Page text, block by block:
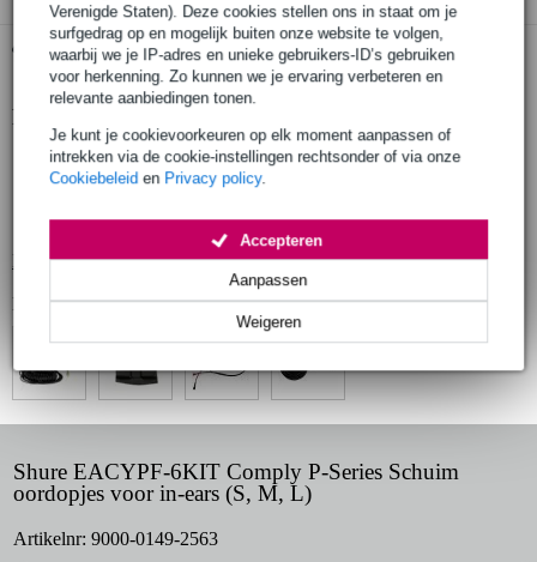
Verenigde Staten). Deze cookies stellen ons in staat om je
surfgedrag op en mogelijk buiten onze website te volgen,
waarbij we je IP-adres en unieke gebruikers-ID’s gebruiken
voor herkenning. Zo kunnen we je ervaring verbeteren en
relevante aanbiedingen tonen.
Je kunt je cookievoorkeuren op elk moment aanpassen of
intrekken via de cookie-instellingen rechtsonder of via onze
Cookiebeleid en Privacy policy.
Weigeren
Aanpassen
Accepteren
Gratis ophalen in de winkel
Productinformatie
producttype: reserve oordopjes
serie: Comply P-serie
materiaal: PU-traagschuim
Bekijk alle productspecificaties
Bekijk ook eens (4)
Shure EACYPF-6KIT Comply P-Series Schuim
oordopjes voor in-ears (S, M, L)
Artikelnr: 9000-0149-2563